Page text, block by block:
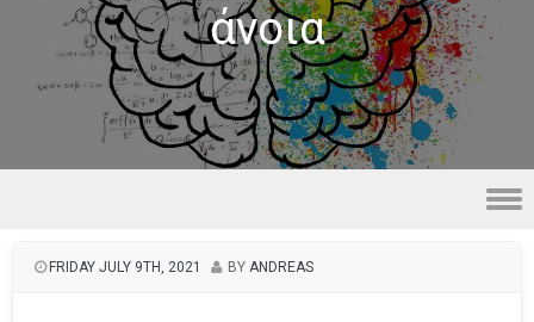
άνοια
FRIDAY JULY 9TH, 2021 BY ANDREAS